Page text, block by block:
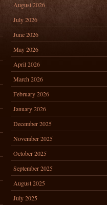
August 2026
July 2026
June 2026
May 2026
April 2026
March 2026
February 2026
January 2026
December 2025
November 2025
October 2025
September 2025
August 2025
July 2025